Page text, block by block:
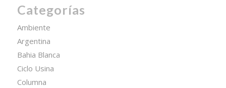
Categorías
Ambiente
Argentina
Bahia Blanca
Ciclo Usina
Columna